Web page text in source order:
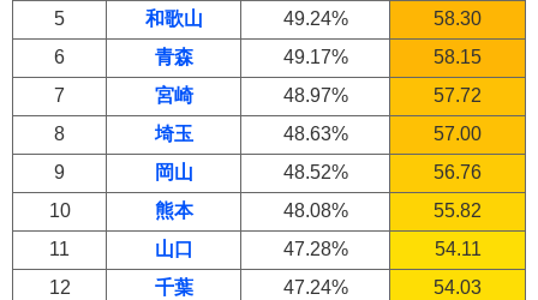
5
和歌山 49.24%
58.30
6
青森 49.17%
58.15
7
宮崎 48.97%
57.72
8
埼玉 48.63%
57.00
9
岡山 48.52%
56.76
10
熊本 48.08%
55.82
11
山口 47.28%
54.11
12
千葉 47.24%
54.03